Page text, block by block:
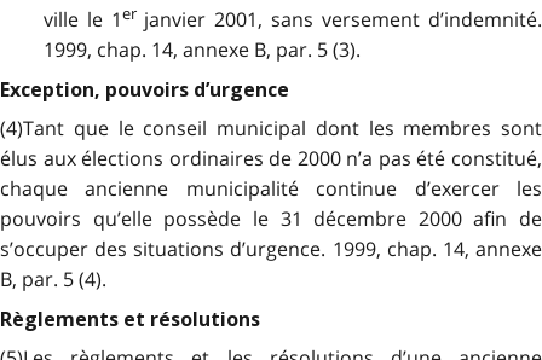
ville le 1er janvier 2001, sans versement d’indemnité.
1999, chap. 14, annexe B, par. 5 (3).
Exception, pouvoirs d’urgence
(4)Tant que le conseil municipal dont les membres sont
élus aux élections ordinaires de 2000 n’a pas été constitué,
chaque ancienne municipalité continue d’exercer les
pouvoirs qu’elle possède le 31 décembre 2000 afin de
s’occuper des situations d’urgence. 1999, chap. 14, annexe
B, par. 5 (4).
Règlements et résolutions